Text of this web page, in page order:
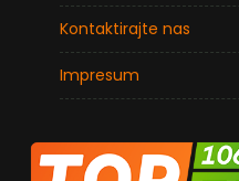
Kontaktirajte nas
Impresum